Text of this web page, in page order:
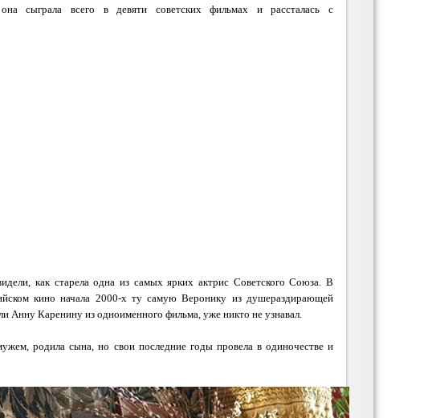
сыграла всего в девяти советских фильмах и рассталась с
как старела одна из самых ярких актрис Советского Союза. В
кино начала 2000-х ту самую Веронику из душераздирающей
Анну Каренину из одноименного фильма, уже никто не узнавал.
родила сына, но свои последние годы провела в одиночестве и